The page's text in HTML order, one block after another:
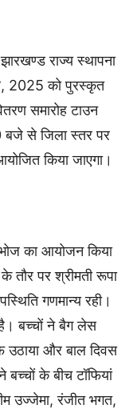
राज्य स्थापना
2025 को पुरस्कृत
समारोह टाउन
बजे से जिला स्तर पर
किया जाएगा।
का आयोजन किया
तौर पर श्रीमती रूपा
गणमान्य रही।
है। बच्चों ने बैग लेस
उठाया और बाल दिवस
के बीच टॉफियां
उज्जेमा, रंजीत भगत,